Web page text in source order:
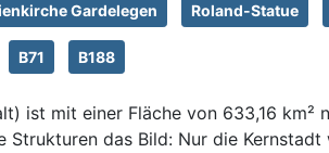
Gardelegen Roland-Statue
B71 B188
ist mit einer Fläche von 633,16
das Bild: Nur die